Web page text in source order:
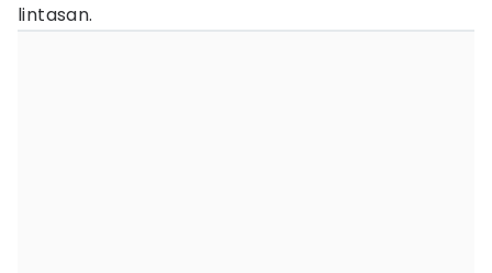
lintasan.